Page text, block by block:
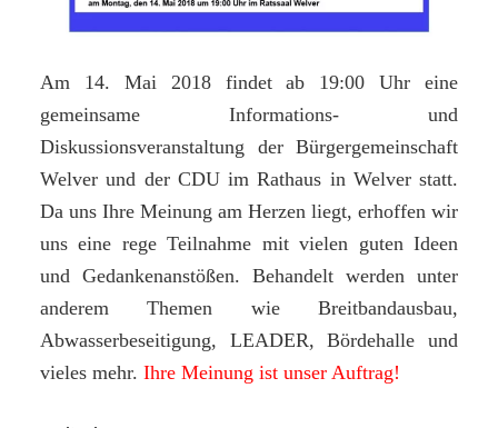
Welver“
Am 14. Mai 2018 findet ab 19:00 Uhr eine
gemeinsame Informations- und
Diskussionsveranstaltung der Bürgergemeinschaft
Welver und der CDU im Rathaus in Welver statt.
Da uns Ihre Meinung am Herzen liegt, erhoffen wir
uns eine rege Teilnahme mit vielen guten Ideen
und Gedankenanstößen. Behandelt werden unter
anderem Themen wie Breitbandausbau,
Abwasserbeseitigung, LEADER, Bördehalle und
vieles mehr. Ihre Meinung ist unser Auftrag!